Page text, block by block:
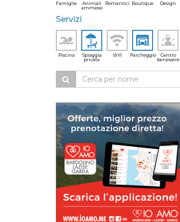
Famiglie
Animali
ammessi
Romantici Boutique Design
Servizi
Piscina
Spiaggia
privata
Wifi Parcheggio
Centro
benessere